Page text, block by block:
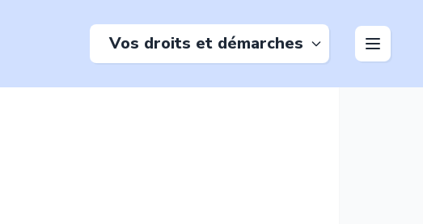
Vos droits et démarches